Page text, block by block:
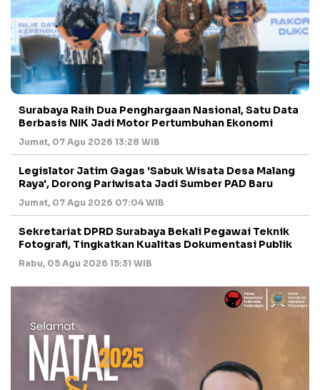
Surabaya Raih Dua Penghargaan Nasional, Satu Data
Berbasis NIK Jadi Motor Pertumbuhan Ekonomi
Jumat, 07 Agu 2026 13:28 WIB
Legislator Jatim Gagas 'Sabuk Wisata Desa Malang
Raya', Dorong Pariwisata Jadi Sumber PAD Baru
Jumat, 07 Agu 2026 07:04 WIB
Sekretariat DPRD Surabaya Bekali Pegawai Teknik
Fotografi, Tingkatkan Kualitas Dokumentasi Publik
Rabu, 05 Agu 2026 15:31 WIB